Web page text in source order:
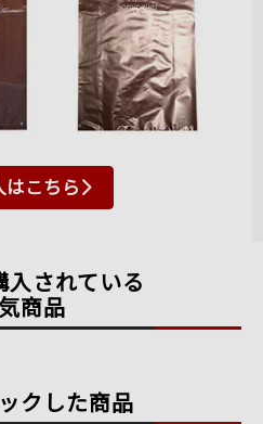
はこちら
入されている
商品
クした商品